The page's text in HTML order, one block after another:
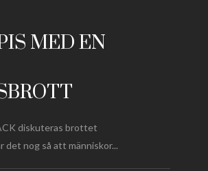
MED EN
diskuteras brottet
det nog så att människor...